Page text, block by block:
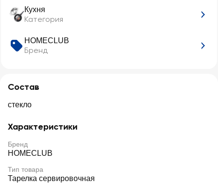
Кухня
Категория
HOMECLUB
Бренд
Состав
стекло
Характеристики
Бренд
HOMECLUB
Тип товара
Тарелка сервировочная